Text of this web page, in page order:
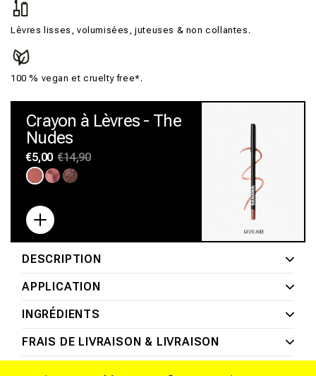
Lèvres lisses, volumisées, juteuses & non collantes.
100 % vegan et cruelty free*.
Crayon à Lèvres - The
Nudes
Prix
habituel
€5,00 Prix
promotionnel
€14,90
Variante
ou
indisponible
Variante
ou
indisponible
Variante
DESCRIPTION
APPLICATION
INGRÉDIENTS
FRAIS DE LIVRAISON & LIVRAISON